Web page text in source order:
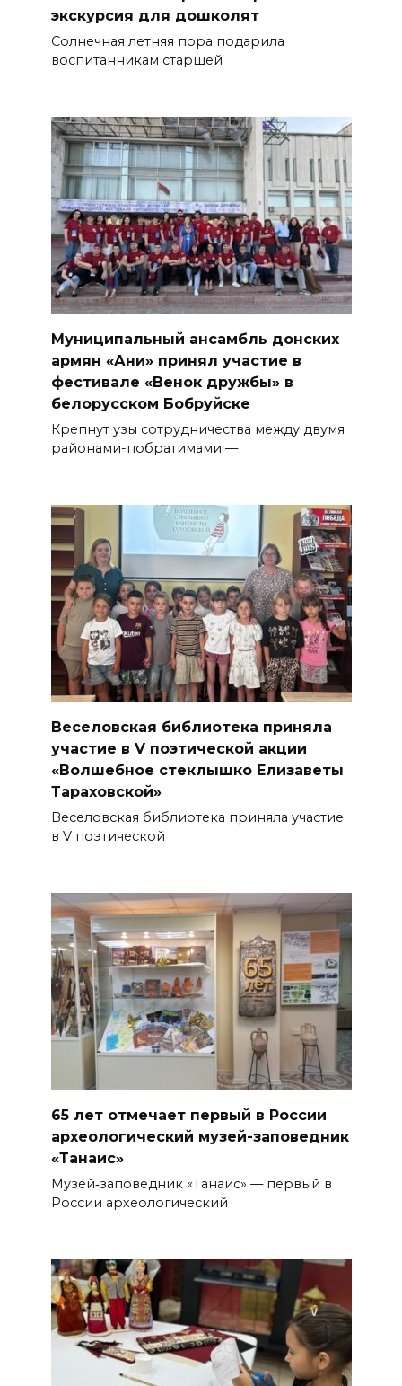
экскурсия для дошколят
Солнечная летняя пора подарила
воспитанникам старшей
Муниципальный ансамбль дон­ских
армян «Ани» принял участие в
фестивале «Венок дружбы» в
белорусском Бобруйске
Крепнут узы сотрудничества между двумя
районами-побратима­ми —
Веселовская библиотека приняла
участие в V поэтической акции
«Волшебное стеклышко Елизаветы
Тараховской»
Веселовская библиотека приняла участие
в V поэтической
65 лет отмечает первый в России
археологический музей-заповедник
«Танаис»
Музей‑заповедник «Танаис» — первый в
России археологический